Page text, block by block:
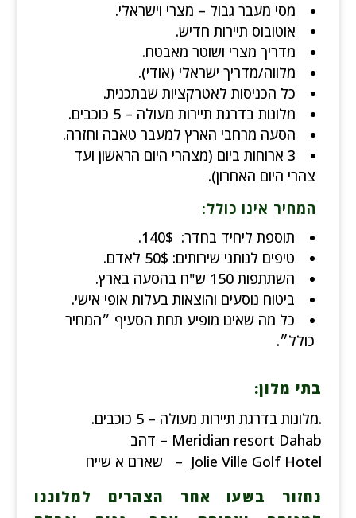
מסי מעבר גבול – מצרי וישראלי.
אוטובוס תיירות חדיש.
מדריך מצרי ושוטר מאבטח.
מלווה/מדריך ישראלי (אודי).
כל הכניסות לאטרקציות שבתכנית.
מלונות בדרגת תיירות מעולה – 5 כוכבים.
הסעה מרחבי הארץ למעבר טאבה וחזרה.
3 ארוחות ביום (מצהרי היום הראשון ועד
צהרי היום האחרון).
המחיר אינו כולל:
תוספת ליחיד בחדר: 140$.
טיפים לנותני שירותים: 50$ לאדם.
השתתפות 150 ש"ח בהסעה בארץ.
ביטוח נוסעים והוצאות בעלות אופי אישי.
כל מה שאינו מופיע תחת הסעיף ״המחיר
כולל״.
בתי מלון:
.מלונות בדרגת תיירות מעולה – 5 כוכבים.
Meridian resort Dahab – דהב
Jolie Ville Golf Hotel – שארם א שייח
נחזור בשעו אחר הצהרים למלוננו